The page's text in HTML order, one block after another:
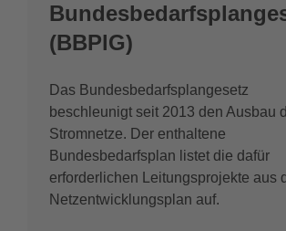
(BBPlG)
Das Bundesbedarfsplangesetz
beschleunigt seit 2013 den Ausbau
Stromnetze. Der enthaltene
Bundesbedarfsplan listet die dafür
erforderlichen Leitungsprojekte aus
Netzentwicklungsplan auf.